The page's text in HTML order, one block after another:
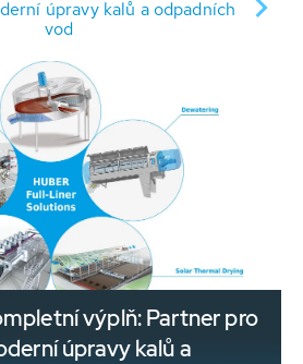
úpravy kalů a odpadních
vod
výplň: Partner pro
úpravy kalů a